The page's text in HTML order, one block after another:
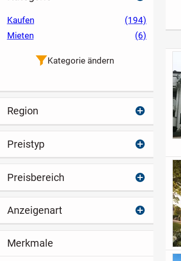
hälftiger Kauf
Kaufen
(194)
Mieten
(6)
Kategorie ändern
Region
Preistyp
Preisbereich
Anzeigenart
Merkmale